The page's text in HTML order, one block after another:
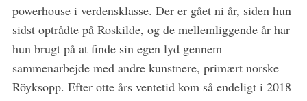
powerhouse i verdensklasse. Der er gået ni år, siden hun
sidst optrådte på Roskilde, og de mellemliggende år har
hun brugt på at finde sin egen lyd gennem
sammenarbejde med andre kunstnere, primært norske
Röyksopp. Efter otte års ventetid kom så endeligt i 2018